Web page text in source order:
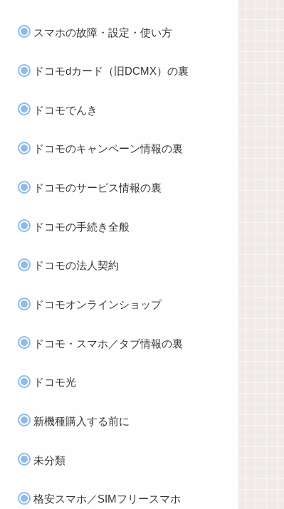
スマホの故障・設定・使い方
ドコモdカード（旧DCMX）の裏
ドコモでんき
ドコモのキャンペーン情報の裏
ドコモのサービス情報の裏
ドコモの手続き全般
ドコモの法人契約
ドコモオンラインショップ
ドコモ・スマホ／タブ情報の裏
ドコモ光
新機種購入する前に
未分類
格安スマホ／SIMフリースマホ